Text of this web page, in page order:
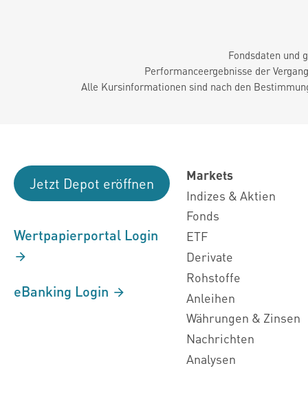
Fondsdaten und
Performanceergebnisse der
Alle Kursinformationen sind nach den
Jetzt Depot eröffnen
Wertpapierportal Login
eBanking Login
Markets
Indizes & Aktien
Fonds
ETF
Derivate
Rohstoffe
Anleihen
Währungen & Zinsen
Nachrichten
Analysen